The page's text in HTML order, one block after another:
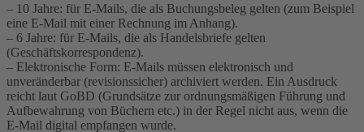
– 10 Jahre: für E-Mails, die als Buchungsbeleg gelten (zum Beispiel
eine E-Mail mit einer Rechnung im Anhang).
– 6 Jahre: für E-Mails, die als Handelsbriefe gelten
(Geschäftskorrespondenz).
– Elektronische Form: E-Mails müssen elektronisch und
unveränderbar (revisionssicher) archiviert werden. Ein Ausdruck
reicht laut GoBD (Grundsätze zur ordnungsmäßigen Führung und
Aufbewahrung von Büchern etc.) in der Regel nicht aus, wenn die
E-Mail digital empfangen wurde.